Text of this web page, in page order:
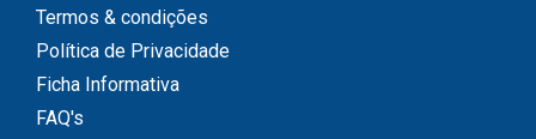
Termos & condições
Política de Privacidade
Ficha Informativa
FAQ's